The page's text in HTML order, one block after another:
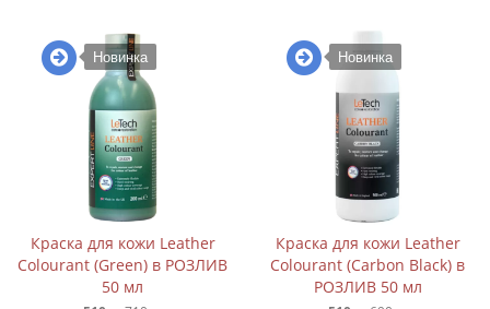
Новинка
Краска для кожи Leather
Colourant (Green) в РОЗЛИВ
50 мл
Новинка
Краска для кожи Leather
Colourant (Carbon Black) в
РОЗЛИВ 50 мл